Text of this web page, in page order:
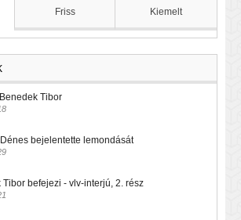
Friss Kiemelt
Tibor
bejelentette lemondását
Tibor befejezi - vlv-interjú, 2. rész